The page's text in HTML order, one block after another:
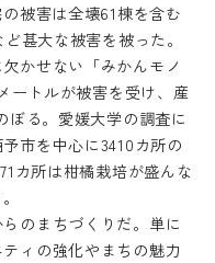
被害は全壊61棟を含む
甚大な被害を被った。
かせない「みかんモノ
ートルが被害を受け、産
ぼる。愛媛大学の調査に
市を中心に3410カ所の
カ所は柑橘栽培が盛んな
のまちづくりだ。単に
ィの強化やまちの魅力